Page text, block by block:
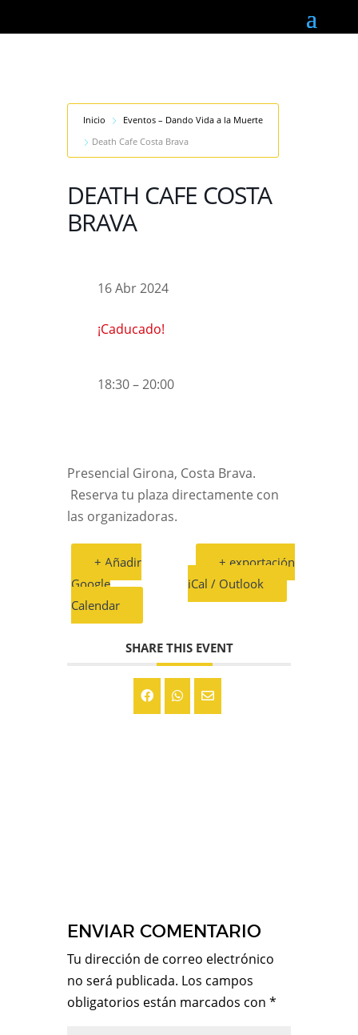
Inicio
Eventos – Dando Vida a la Muerte
Death Cafe Costa Brava
DEATH CAFE COSTA
BRAVA
16 Abr 2024
¡Caducado!
18:30 – 20:00
Presencial Girona, Costa Brava.
Reserva tu plaza directamente con
las organizadoras.
+ Añadir
Google
Calendar
+ exportación
iCal / Outlook
SHARE THIS EVENT
ENVIAR COMENTARIO
Tu dirección de correo electrónico
no será publicada. Los campos
obligatorios están marcados con *